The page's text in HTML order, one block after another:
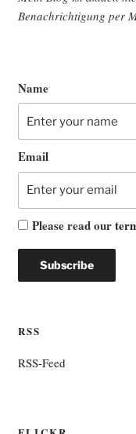
Benach­rich­ti­gung per
Name
Email
Please read our
RSS
RSS-Feed